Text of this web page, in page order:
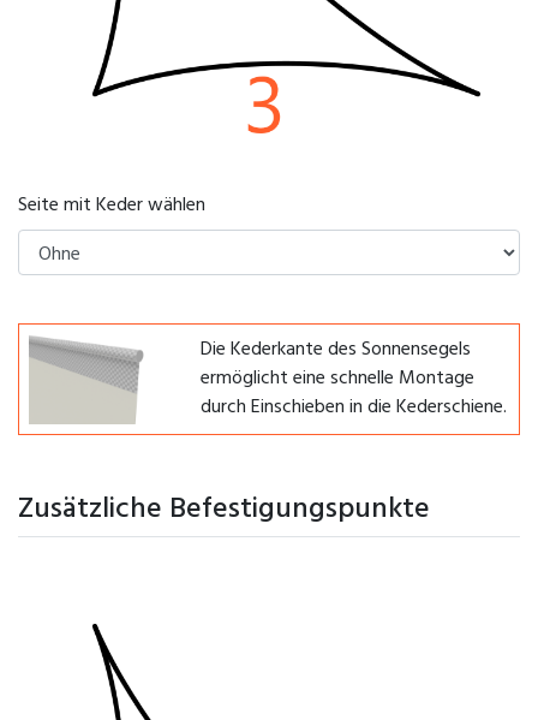
Seite mit Keder wählen
Die Kederkante des Sonnensegels
ermöglicht eine schnelle Montage
durch Einschieben in die Kederschiene.
Zusätzliche Befestigungspunkte